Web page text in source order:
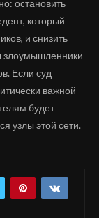
остановить
который
и снизить
злоумышленники
Если суд
важной
будет
узлы этой сети.